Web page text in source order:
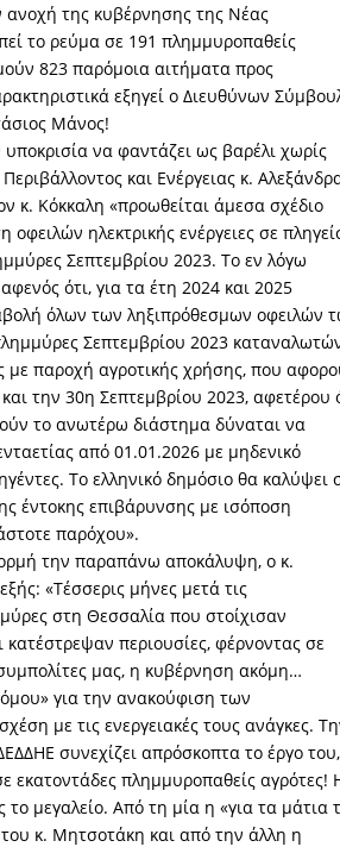
ανοχή της κυβέρνησης της Νέας
το ρεύμα σε 191 πλημμυροπαθείς
823 παρόμοια αιτήματα προς
εξηγεί ο Διευθύνων
Μάνος!
να φαντάζει ως βαρέλι χωρίς
και Ενέργειας κ.
κ. Κόκκαλη «προωθείται άμεσα σχέδιο
οφειλών ηλεκτρικής ενέργειες σε
Σεπτεμβρίου 2023. Το εν λόγω
ότι, για τα έτη 2024 και 2025
όλων των ληξιπρόθεσμων οφειλών
Σεπτεμβρίου 2023
με παροχή αγροτικής χρήσης, που
την 30η Σεπτεμβρίου 2023, αφετέρου
το ανωτέρω διάστημα δύναται να
από 01.01.2026 με μηδενικό
Το ελληνικό δημόσιο θα καλύψει
έντοκης επιβάρυνσης με ισόποση
παρόχου».
την παραπάνω αποκάλυψη, ο κ.
«Τέσσερις μήνες μετά τις
στη Θεσσαλία που στοίχισαν
κατέστρεψαν περιουσίες, φέρνοντας σε
μας, η κυβέρνηση ακόμη…
για την ανακούφιση των
με τις ενεργειακές τους ανάγκες.
συνεχίζει απρόσκοπτα το έργο του,
εκατοντάδες πλημμυροπαθείς αγρότες!
το μεγαλείο. Από τη μία η «για τα μάτια
κ. Μητσοτάκη και από την άλλη η